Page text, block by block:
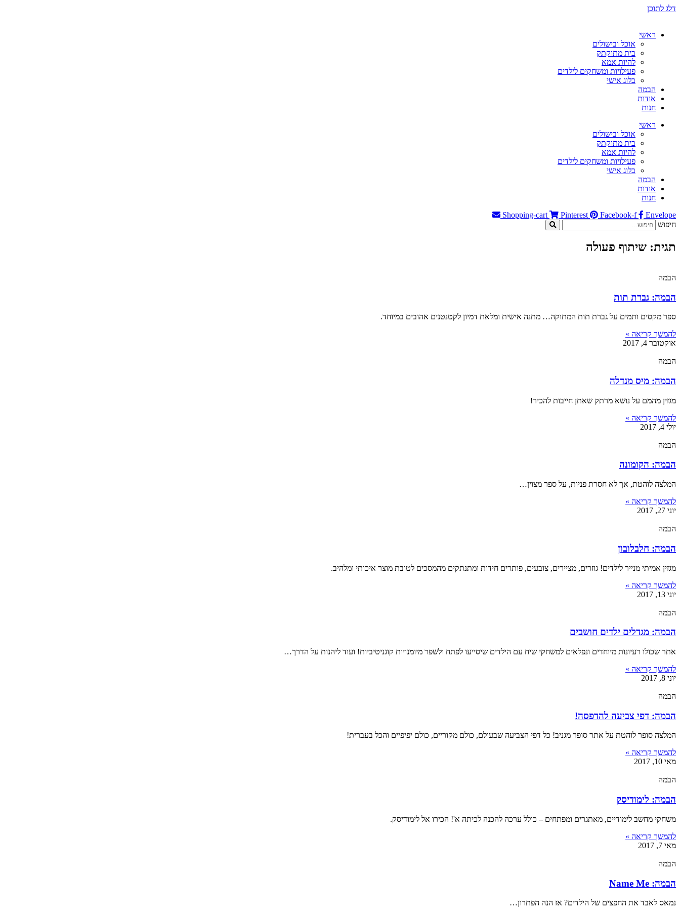
דלג לתוכן
ראשי
אוכל ובישולים
בית מתוקתק
להיות אמא
פעילויות ומשחקים לילדים
בלוג אישי
הבמה
אודות
חנות
ראשי
אוכל ובישולים
בית מתוקתק
להיות אמא
פעילויות ומשחקים לילדים
בלוג אישי
הבמה
אודות
חנות
Shopping-cart
Pinterest Facebook-f
Envelope
חיפוש
תגית: שיתוף פעולה
הבמה
הבמה: גברת תות
ספר מקסים ותמים על גברת תות המתוקה… מתנה אישית ומלאת דמיון לקטנטנים אהובים במיוחד.
להמשך קריאה »
אוקטובר 4, 2017
הבמה
הבמה: מיס מנדלה
מגזין מהמם על נושא מרתק שאתן חייבות להכיר!
להמשך קריאה »
יולי 4, 2017
הבמה
הבמה: הקומונה
המלצה לוהטת, אך לא חסרת פניות, על ספר מצוין…
להמשך קריאה »
יוני 27, 2017
הבמה
הבמה: חלבלובון
מגזין אמיתי מנייר לילדים! גוזרים, מציירים, צובעים, פותרים חידות ומתנתקים מהמסכים לטובת מוצר איכותי ומלהיב.
להמשך קריאה »
יוני 13, 2017
הבמה
הבמה: מגדלים ילדים חושבים
אתר שכולו רעיונות מיוחדים ונפלאים למשחקי שיח עם הילדים שיסייעו לפתח ולשפר מיומנויות קוגניטיביות! ועוד ליהנות על הדרך…
להמשך קריאה »
יוני 8, 2017
הבמה
הבמה: דפי צביעה להדפסה!
המלצה סופר לוהטת על אתר סופר מגניב! כל דפי הצביעה שבעולם, כולם מקוריים, כולם יפיפיים והכל בעברית!
להמשך קריאה »
מאי 10, 2017
הבמה
הבמה: לימודיסק
משחקי מחשב לימודיים, מאתגרים ומפתחים – כולל ערכה להכנה לכיתה א'! הכירו אל לימודיסק.
להמשך קריאה »
מאי 7, 2017
הבמה
הבמה: Name Me
נמאס לאבד את החפצים של הילדים? אז הנה הפתרון…